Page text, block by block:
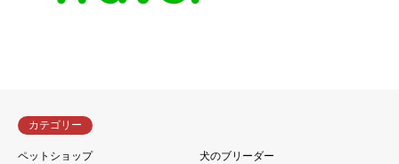
カテゴリー
ペットショップ
犬のブリーダー